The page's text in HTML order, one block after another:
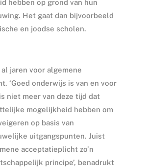
hebben op grond van hun
Het gaat dan bijvoorbeeld
en joodse scholen.
jaren voor algemene
‘Goed onderwijs is van en voor
niet meer van deze tijd dat
mogelijkheid hebben om
op basis van
uitgangspunten. Juist
acceptatieplicht zo’n
principe’, benadrukt